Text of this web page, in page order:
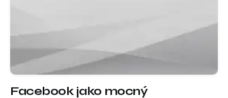
Facebook jako mocný